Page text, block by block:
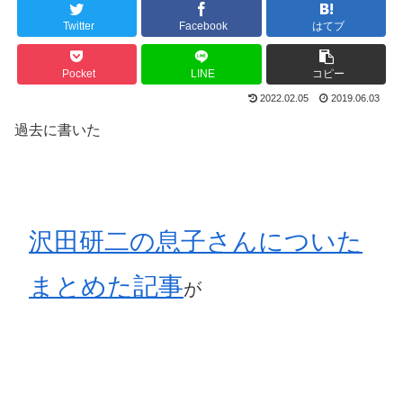
Twitter Facebook はてブ
Pocket LINE コピー
2022.02.05 2019.06.03
過去に書いた
沢田研二の息子さんについた
まとめた記事が